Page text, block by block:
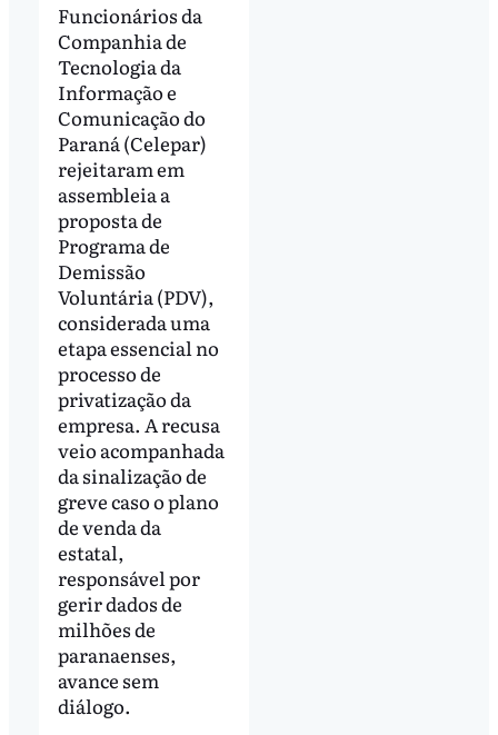
Funcionários da
Companhia de
Tecnologia da
Informação e
Comunicação do
Paraná (Celepar)
rejeitaram em
assembleia a
proposta de
Programa de
Demissão
Voluntária (PDV),
considerada uma
etapa essencial no
processo de
privatização da
empresa. A recusa
veio acompanhada
da sinalização de
greve caso o plano
de venda da
estatal,
responsável por
gerir dados de
milhões de
paranaenses,
avance sem
diálogo.